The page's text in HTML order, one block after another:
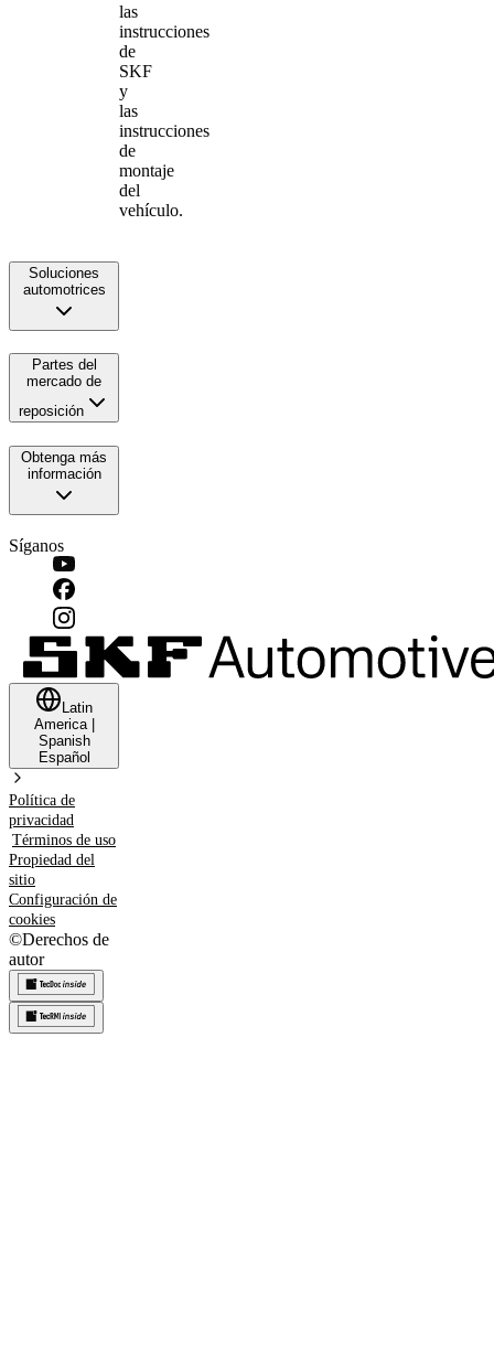
las
instrucciones
de
SKF
y
las
instrucciones
de
montaje
del
vehículo.
Soluciones
automotrices
Partes del
mercado de
reposición
Obtenga más
información
Síganos
Latin
America|
Spanish
Español
Política de
privacidad
Términos de uso
Propiedad del
sitio
Configuración de
cookies
©Derechos de
autor